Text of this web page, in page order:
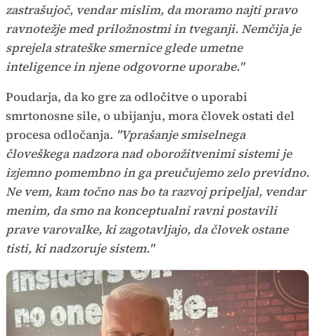
zastrašujoč, vendar mislim, da moramo najti pravo
ravnotežje med priložnostmi in tveganji. Nemčija je
sprejela strateške smernice glede umetne
inteligence in njene odgovorne uporabe."
Poudarja, da ko gre za odločitve o uporabi
smrtonosne sile, o ubijanju, mora človek ostati del
procesa odločanja. "Vprašanje smiselnega
človeškega nadzora nad oborožitvenimi sistemi je
izjemno pomembno in ga preučujemo zelo previdno.
Ne vem, kam točno nas bo ta razvoj pripeljal, vendar
menim, da smo na konceptualni ravni postavili
prave varovalke, ki zagotavljajo, da človek ostane
tisti, ki nadzoruje sistem."